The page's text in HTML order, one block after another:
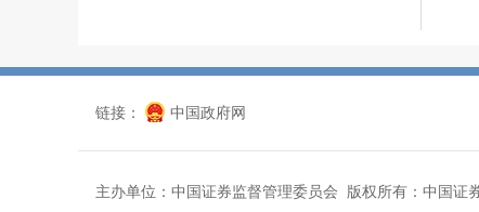
链接： 中国政府网
主办单位：中国证券监督管理委员会 版权所有：中国证